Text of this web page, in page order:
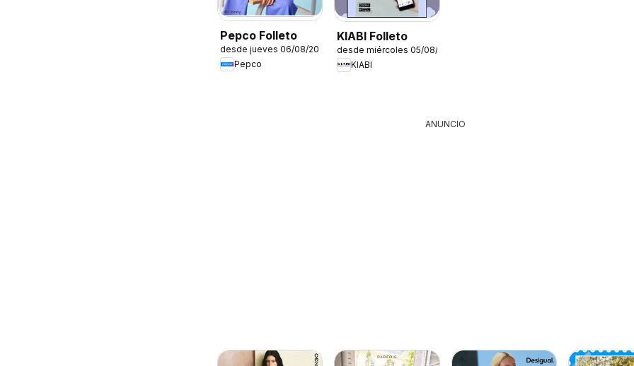
Pepco Folleto
desde jueves 06/08/2026
Pepco
KIABI Folleto
desde miércoles 05/08/2026
KIABI
ANUNCIO